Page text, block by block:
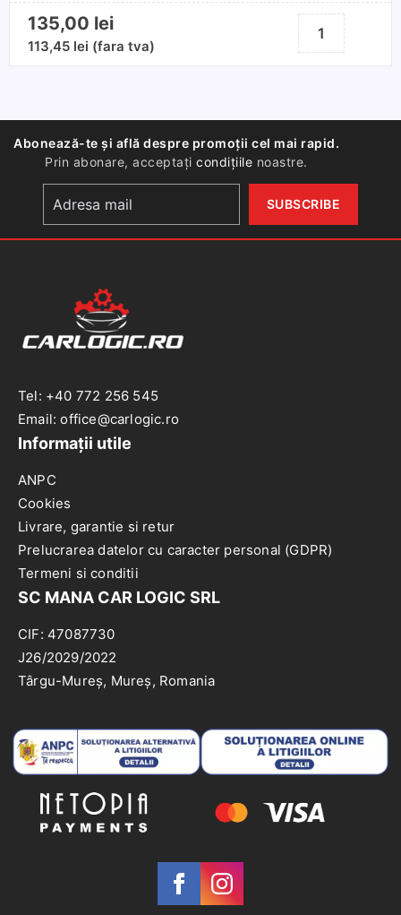
2014
135,00 lei
113,45 lei (fara tva)
Cantitate
Set
Ford
2004-
Abonează-te și află despre promoții cel mai rapid.
Prin abonare, acceptațicondițiile noastre.
Tel: +40 772 256 545
Email: office@carlogic.ro
Informații utile
ANPC
Cookies
Livrare, garantie si retur
Prelucrarea datelor cu caracter personal (GDPR)
Termeni si conditii
SC MANA CAR LOGIC SRL
CIF: 47087730
J26/2029/2022
Târgu-Mureș, Mureș, Romania